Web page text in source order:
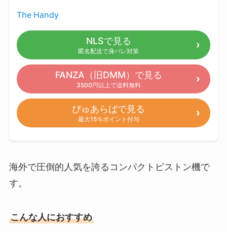
The Handy
NLSで見る
匿名配送で身バレ対策
FANZA（旧DMM）で見る
3500円以上で送料無料
ぴゅあらばで見る
最大15％ポイント付与
海外で圧倒的人気を誇るコンパクトピストン機で
す。
こんな人におすすめ